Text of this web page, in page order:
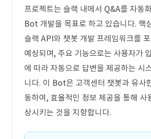
프로젝트는 슬랙 내에서 Q&A를 자동
Bot 개발을 목표로 하고 있습니다. 핵
슬랙 API와 챗봇 개발 프레임워크를
예상되며, 주요 기능으로는 사용자가
에 따라 자동으로 답변을 제공하는 시
니다. 이 Bot은 고객센터 챗봇과 유사
동하여, 효율적인 정보 제공을 통해 사
상시키는 것을 지향합니다.